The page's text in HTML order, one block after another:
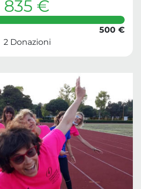
835 €
500 €
2 Donazioni